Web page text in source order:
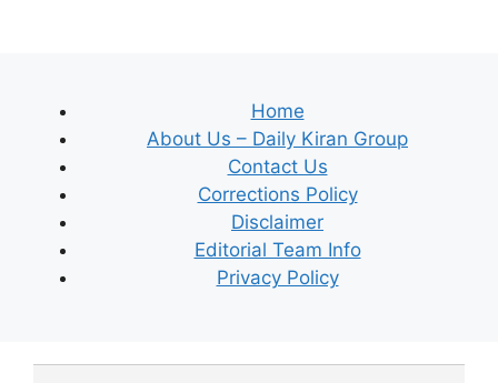
Home
About Us – Daily Kiran Group
Contact Us
Corrections Policy
Disclaimer
Editorial Team Info
Privacy Policy